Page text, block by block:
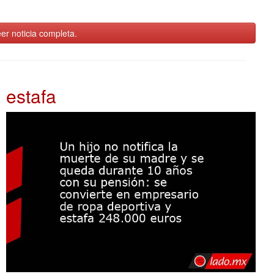
noticia completa.
estafa